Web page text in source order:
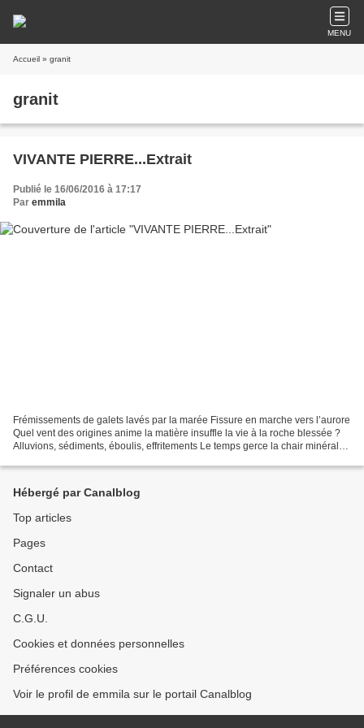
MENU
Accueil » granit
granit
VIVANTE PIERRE...Extrait
Publié le 16/06/2016 à 17:17
Par emmila
Frémissements de galets lavés par la marée Fissure en marche vers l’aurore
Quel vent des origines anime la matière insuffle la vie à la roche blessée ?
Alluvions, sédiments, éboulis, effritements Le temps gerce la chair minérale,
Hébergé par Canalblog
Top articles
Pages
Contact
Signaler un abus
C.G.U.
Cookies et données personnelles
Préférences cookies
Voir le profil de emmila sur le portail Canalblog